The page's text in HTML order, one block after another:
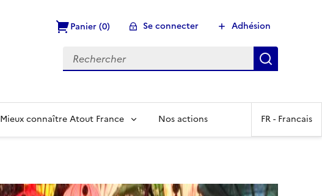
Panier (0) Se connecter Adhésion
Mieux connaître Atout France Nos actions FR - Francais